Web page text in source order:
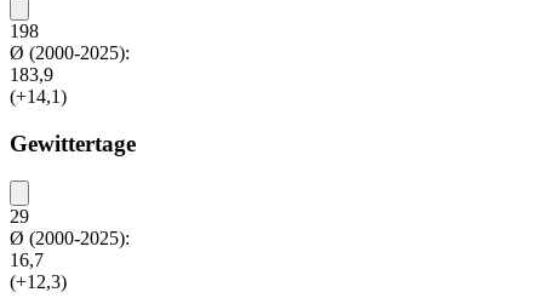
198
Ø (2000-2025):
183,9
(+14,1)
Gewittertage
29
Ø (2000-2025):
16,7
(+12,3)